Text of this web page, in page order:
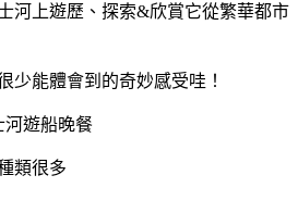
河上遊歷、探索&欣賞它從繁華都市
少能體會到的奇妙感受哇！
類很多